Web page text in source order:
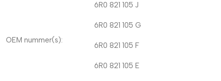
OEM nummer(s):
6R0 821 105 J
6R0 821 105 G
6R0 821 105 F
6R0 821 105 E